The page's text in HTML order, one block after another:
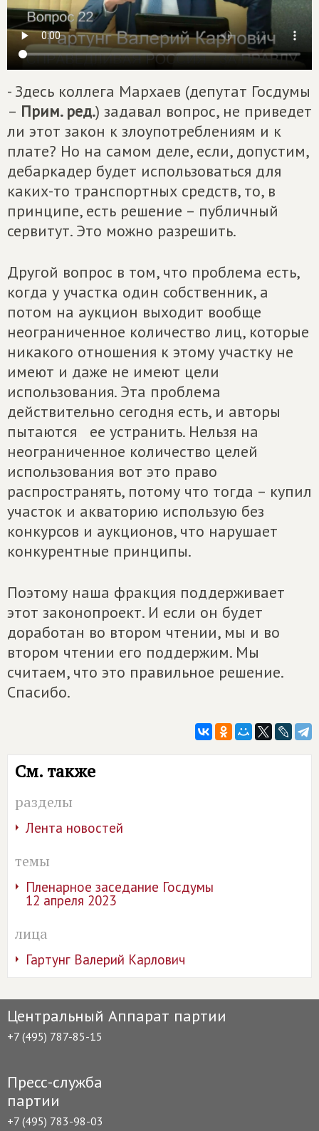
- Здесь коллега Мархаев (депутат Госдумы
– Прим. ред.) задавал вопрос, не приведет
ли этот закон к злоупотреблениям и к
плате? Но на самом деле, если, допустим,
дебаркадер будет использоваться для
каких-то транспортных средств, то, в
принципе, есть решение – публичный
сервитут. Это можно разрешить.
Другой вопрос в том, что проблема есть,
когда у участка один собственник, а
потом на аукцион выходит вообще
неограниченное количество лиц, которые
никакого отношения к этому участку не
имеют и даже не имеют цели
использования. Эта проблема
действительно сегодня есть, и авторы
пытаются ее устранить. Нельзя на
неограниченное количество целей
использования вот это право
распространять, потому что тогда – купил
участок и акваторию использую без
конкурсов и аукционов, что нарушает
конкурентные принципы.
Поэтому наша фракция поддерживает
этот законопроект. И если он будет
доработан во втором чтении, мы и во
втором чтении его поддержим. Мы
считаем, что это правильное решение.
Спасибо.
См. также
разделы
Лента новостей
темы
Пленарное заседание Госдумы
12 апреля 2023
лица
Гартунг Валерий Карлович
Центральный Аппарат партии
+7 (495) 787-85-15
Пресс-служба
партии
+7 (495) 783-98-03